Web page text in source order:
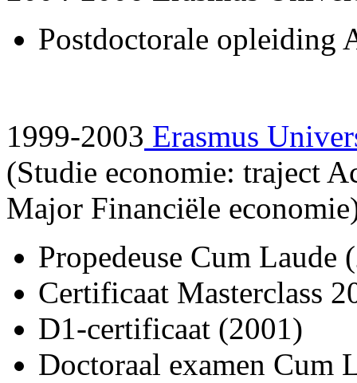
Postdoctorale opleiding
1999-2003 Erasmus
(Studie economie: traject
Major Financiële
Propedeuse Cum Laude
Certificaat Masterclass
D1-certificaat (2001)
Doctoraal examen Cum